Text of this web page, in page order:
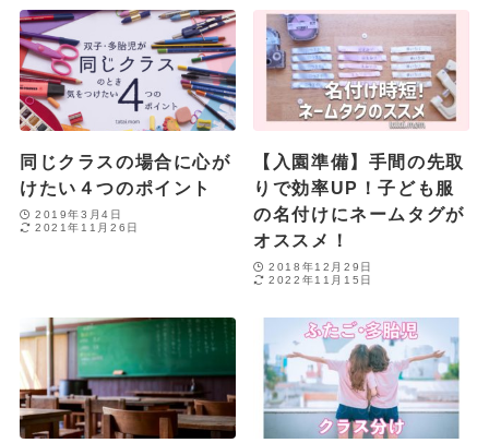
同じクラスの場合に心が
けたい４つのポイント
2019年3月4日
2021年11月26日
【入園準備】手間の先取
りで効率UP！子ども服
の名付けにネームタグが
オススメ！
2018年12月29日
2022年11月15日